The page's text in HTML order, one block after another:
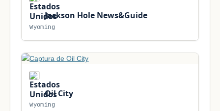
Jackson Hole News&Guide
Wyoming
Oil City
Wyoming